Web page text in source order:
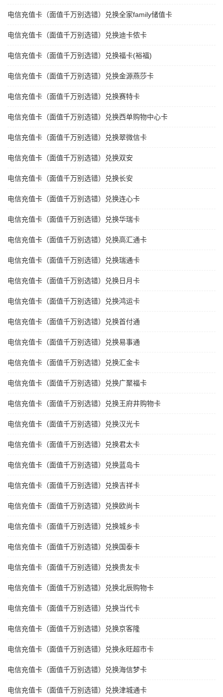
电信充值卡（面值千万别选错）兑换全家family储值卡
电信充值卡（面值千万别选错）兑换迪卡侬卡
电信充值卡（面值千万别选错）兑换福卡(裕福)
电信充值卡（面值千万别选错）兑换金源燕莎卡
电信充值卡（面值千万别选错）兑换赛特卡
电信充值卡（面值千万别选错）兑换西单购物中心卡
电信充值卡（面值千万别选错）兑换翠微信卡
电信充值卡（面值千万别选错）兑换双安
电信充值卡（面值千万别选错）兑换长安
电信充值卡（面值千万别选错）兑换连心卡
电信充值卡（面值千万别选错）兑换华瑞卡
电信充值卡（面值千万别选错）兑换高汇通卡
电信充值卡（面值千万别选错）兑换瑞通卡
电信充值卡（面值千万别选错）兑换日月卡
电信充值卡（面值千万别选错）兑换鸿运卡
电信充值卡（面值千万别选错）兑换首付通
电信充值卡（面值千万别选错）兑换易事通
电信充值卡（面值千万别选错）兑换汇金卡
电信充值卡（面值千万别选错）兑换广聚福卡
电信充值卡（面值千万别选错）兑换王府井购物卡
电信充值卡（面值千万别选错）兑换汉光卡
电信充值卡（面值千万别选错）兑换君太卡
电信充值卡（面值千万别选错）兑换蓝岛卡
电信充值卡（面值千万别选错）兑换吉祥卡
电信充值卡（面值千万别选错）兑换欧尚卡
电信充值卡（面值千万别选错）兑换城乡卡
电信充值卡（面值千万别选错）兑换国泰卡
电信充值卡（面值千万别选错）兑换贵友卡
电信充值卡（面值千万别选错）兑换北辰购物卡
电信充值卡（面值千万别选错）兑换当代卡
电信充值卡（面值千万别选错）兑换京客隆
电信充值卡（面值千万别选错）兑换永旺超市卡
电信充值卡（面值千万别选错）兑换海信梦卡
电信充值卡（面值千万别选错）兑换津城通卡